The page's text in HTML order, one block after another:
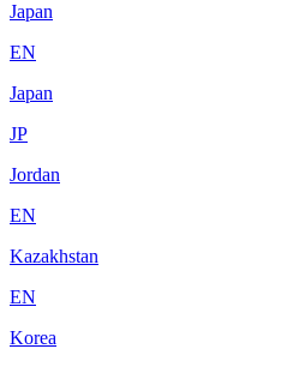
Japan
EN
Japan
JP
Jordan
EN
Kazakhstan
EN
Korea